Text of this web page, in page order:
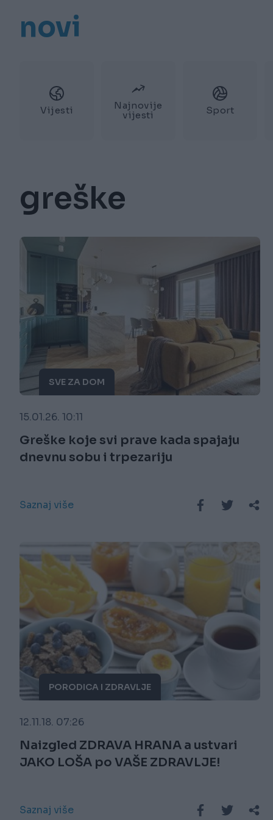
novi
Vijesti
Najnovije
vijesti
Sport
greške
SVE ZA DOM
15.01.26. 10:11
Greške koje svi prave kada spajaju
dnevnu sobu i trpezariju
Saznaj više
PORODICA I ZDRAVLJE
12.11.18. 07:26
Naizgled ZDRAVA HRANA a ustvari
JAKO LOŠA po VAŠE ZDRAVLJE!
Saznaj više